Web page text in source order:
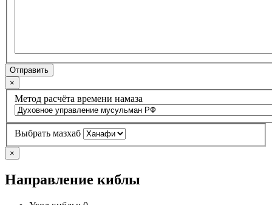
Отправить
×
Метод расчёта времени намаза
Выбрать мазхаб
×
Направление киблы